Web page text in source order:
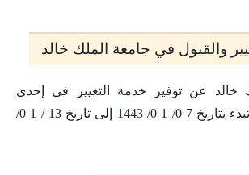
والقبول في جامعة الملك خالد
خالد عن توفير خدمة التغيير في إحدى
التخصصات، حيث تبدء بتاريخ 7 0/ 1 0/ 1443 إلى تاريخ 13 / 1 0/